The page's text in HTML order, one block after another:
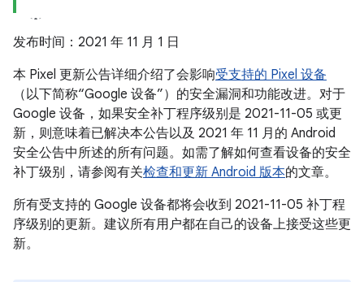
发布时间：2021 年 11 月 1 日
本 Pixel 更新公告详细介绍了会影响受支持的 Pixel 设备
（以下简称“Google 设备”）的安全漏洞和功能改进。对于
Google 设备，如果安全补丁程序级别是 2021-11-05 或更
新，则意味着已解决本公告以及 2021 年 11 月的 Android
安全公告中所述的所有问题。如需了解如何查看设备的安全
补丁级别，请参阅有关检查和更新 Android 版本的文章。
所有受支持的 Google 设备都将会收到 2021-11-05 补丁程
序级别的更新。建议所有用户都在自己的设备上接受这些更
新。